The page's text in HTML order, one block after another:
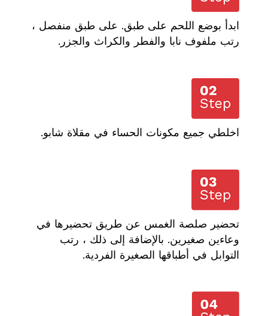
ابدأ بوضع اللحم على طبق. على طبق منفصل ،
رتب ملفوف نابا والفطر والكراث والجزر.
اخلطي جميع مكونات الحساء في مقلاة شابو.
تحضير صلصة الغمس عن طريق تحضيرها في
وعاءين صغيرين. بالإضافة إلى ذلك ، رتب
التوابل في أطباقها الصغيرة الفردية.